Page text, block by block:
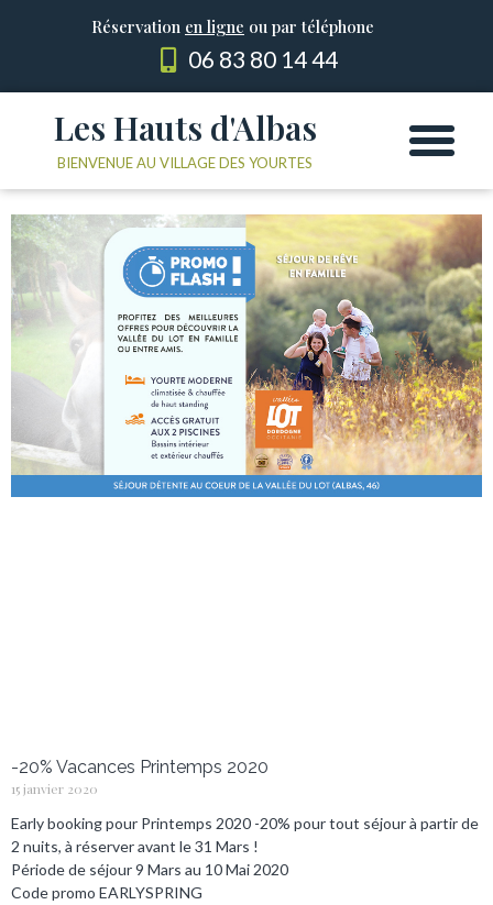
Réservation en ligne ou par téléphone
06 83 80 14 44
Les Hauts d'Albas
BIENVENUE AU VILLAGE DES YOURTES
-20% Vacances Printemps 2020
15 janvier 2020
Early booking pour Printemps 2020 -20% pour tout séjour à partir de
2 nuits, à réserver avant le 31 Mars !
Période de séjour 9 Mars au 10 Mai 2020
Code promo EARLYSPRING